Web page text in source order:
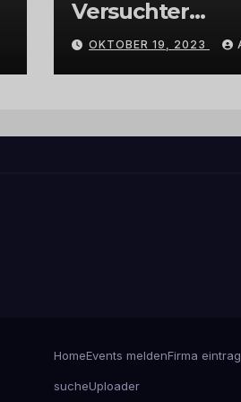
Versuchter
Einbruch im
Gewerbegebiet
Wittlich
OKTOBER 19, 2023
HomeEvents meldenFirma
sucheUploader